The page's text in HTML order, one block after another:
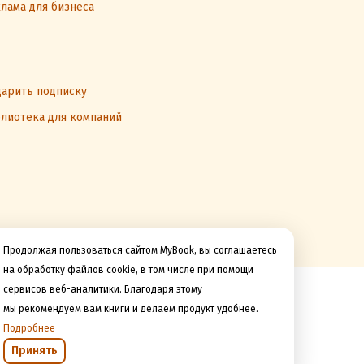
Продолжая пользоваться сайтом MyBook, вы соглашаетесь
на обработку файлов cookie, в том числе при помощи
сервисов веб-аналитики. Благодаря этому
мы рекомендуем вам книги и делаем продукт удобнее.
Подробнее
Принять
для бизнеса
подписку
для компаний